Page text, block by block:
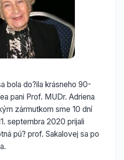
bola do?ila krásneho 90-
pani Prof. MUDr. Adriena
zármutkom sme 10 dní
septembra 2020 prijali
pú? prof. Sakalovej sa po